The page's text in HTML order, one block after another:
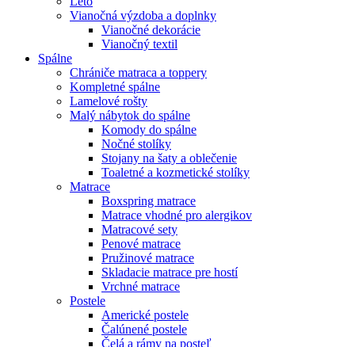
Vianočná výzdoba a doplnky
Vianočné dekorácie
Vianočný textil
Spálne
Chrániče matraca a toppery
Kompletné spálne
Lamelové rošty
Malý nábytok do spálne
Komody do spálne
Nočné stolíky
Stojany na šaty a oblečenie
Toaletné a kozmetické stolíky
Matrace
Boxspring matrace
Matrace vhodné pro alergikov
Matracové sety
Penové matrace
Pružinové matrace
Skladacie matrace pre hostí
Vrchné matrace
Postele
Americké postele
Čalúnené postele
Čelá a rámy na posteľ